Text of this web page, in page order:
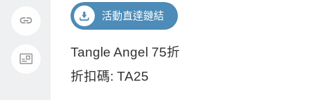
活動直達鏈結
Tangle Angel 75折
折扣碼: TA25